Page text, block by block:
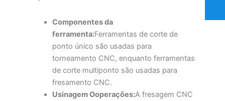
Componentes da
ferramenta:Ferramentas de corte de
ponto único são usadas para
torneamento CNC, enquanto ferramentas
de corte multiponto são usadas para
fresamento CNC.
UsinagemOoperações:A fresagem CNC